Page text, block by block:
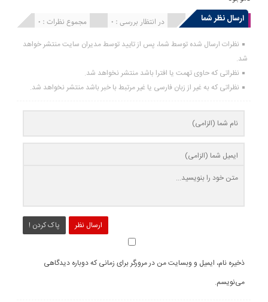
ارسال نظر شما مجموع نظرات : 0 در انتظار بررسی : 0 انتشار یافته : 0
نظرات ارسال شده توسط شما، پس از تایید توسط مدیران سایت منتشر خواهد
شد.
نظراتی که حاوی تهمت یا افترا باشد منتشر نخواهد شد.
نظراتی که به غیر از زبان فارسی یا غیر مرتبط با خبر باشد منتشر نخواهد شد.
ارسال نظر پاک کردن !
ذخیره نام، ایمیل و وبسایت من در مرورگر برای زمانی که دوباره دیدگاهی
می‌نویسم.